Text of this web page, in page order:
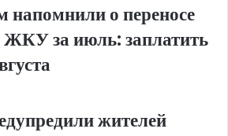
напомнили о переносе
ЖКУ за июль: заплатить
жителей